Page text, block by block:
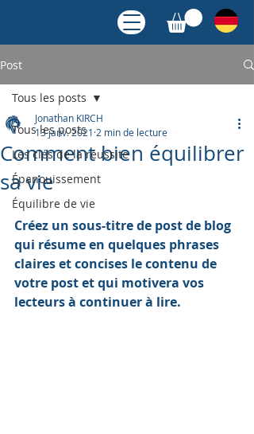
Post
Tous les posts
Les clés de la réussite
Épanouissement
Équilibre de vie
Tous les posts
Comment bien équilibrer
sa vie
Jonathan KIRCH
13 janv. 2021 2 min de lecture
Créez un sous-titre de post de blog
qui résume en quelques phrases
claires et concises le contenu de
votre post et qui motivera vos
lecteurs à continuer à lire.